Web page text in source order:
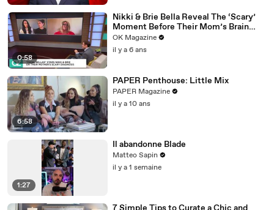
0:58
Nikki & Brie Bella Reveal The ‘Scary’
Moment Before Their Mom’s Brain
Surgery: Watch
OK Magazine
il y a 6 ans
6:58
PAPER Penthouse: Little Mix
PAPER Magazine
il y a 10 ans
1:27
Il abandonne Blade
Matteo Sapin
il y a 1 semaine